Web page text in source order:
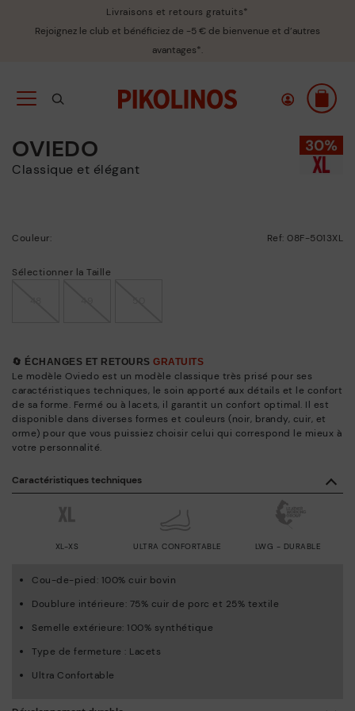
Livraisons et retours gratuits*
Rejoignez le club et bénéficiez de -5 € de bienvenue et d’autres
avantages*.
OVIEDO
Classique et élégant
Couleur: Ref: 08F-5013XL
Sélectionner la Taille
🔄 ÉCHANGES ET RETOURS GRATUITS
Le modèle Oviedo est un modèle classique très prisé pour ses
caractéristiques techniques, le soin apporté aux détails et le confort
de sa forme. Fermé ou à lacets, il garantit un confort optimal. Il est
disponible dans diverses formes et couleurs (noir, brandy, cuir, et
orme) pour que vous puissiez choisir celui qui correspond le mieux à
votre personnalité.
Caractéristiques techniques
ULTRA CONFORTABLE LWG - DURABLE
XL-XS
Cou-de-pied: 100% cuir bovin
Doublure intérieure: 75% cuir de porc et 25% textile
Semelle extérieure: 100% synthétique
Type de fermeture : Lacets
Ultra Confortable